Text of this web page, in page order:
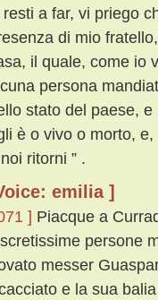
resti a far, vi priego
di mio
il quale, come io
persona
stato del paese,
è o vivo o morto,
ritorni ” .
emilia ]
] Piacque a
persone
messer
e la sua